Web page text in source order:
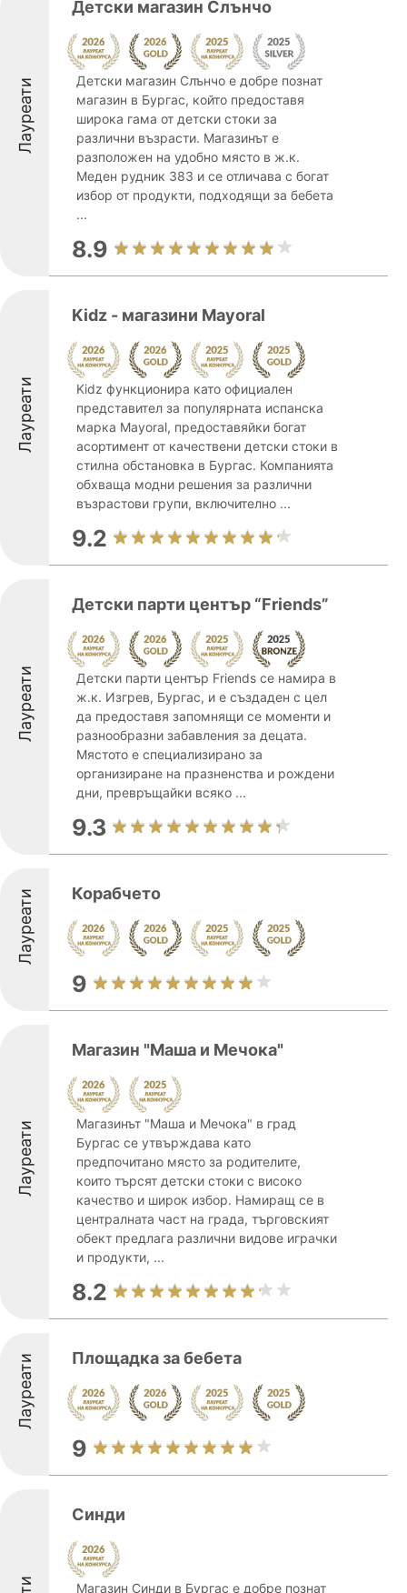
Лауреати
Детски магазин Слънчо
Детски магазин Слънчо е добре познат
магазин в Бургас, който предоставя
широка гама от детски стоки за
различни възрасти. Магазинът е
разположен на удобно място в ж.к.
Меден рудник 383 и се отличава с богат
избор от продукти, подходящи за бебета
...
8.9
Лауреати
Kidz - магазини Mayoral
Kidz функционира като официален
представител за популярната испанска
марка Mayoral, предоставяйки богат
асортимент от качествени детски стоки в
стилна обстановка в Бургас. Компанията
обхваща модни решения за различни
възрастови групи, включително ...
9.2
Лауреати
Детски парти център “Friends”
Детски парти център Friends се намира в
ж.к. Изгрев, Бургас, и е създаден с цел
да предоставя запомнящи се моменти и
разнообразни забавления за децата.
Мястото е специализирано за
организиране на празненства и рождени
дни, превръщайки всяко ...
9.3
Лауреати Корабчето
9
Лауреати
Магазин "Маша и Мечока"
Магазинът "Маша и Мечока" в град
Бургас се утвърждава като
предпочитано място за родителите,
които търсят детски стоки с високо
качество и широк избор. Намиращ се в
централната част на града, търговският
обект предлага различни видове играчки
и продукти, ...
8.2
Лауреати Площадка за бебета
9
Синди
Магазин Синди в Бургас е добре познат